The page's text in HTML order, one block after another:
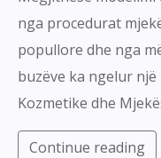
nga procedurat
popullore dhe nga
buzëve ka ngelur
Kozmetike dhe
Continue reading